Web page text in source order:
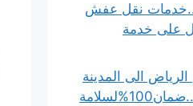
نقل عفش
100ريال على خدمة
الى المدينة
المنورة..بـ23%خصم..ضمان100%لسلامة